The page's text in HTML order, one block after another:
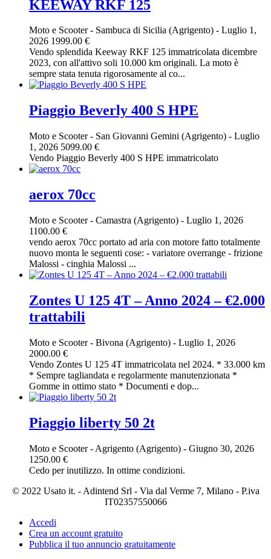
KEEWAY RKF 125
Moto e Scooter- Sambuca di Sicilia (Agrigento) - Luglio 1,
2026 1999.00 €
Vendo splendida Keeway RKF 125 immatricolata dicembre
2023, con all'attivo soli 10.000 km originali. La moto è
sempre stata tenuta rigorosamente al co...
Piaggio Beverly 400 S HPE
Moto e Scooter- San Giovanni Gemini (Agrigento) - Luglio
1, 2026 5099.00 €
Vendo Piaggio Beverly 400 S HPE immatricolato
aerox 70cc
Moto e Scooter- Camastra (Agrigento) - Luglio 1, 2026
1100.00 €
vendo aerox 70cc portato ad aria con motore fatto totalmente
nuovo monta le seguenti cose: - variatore overrange - frizione
Malossi - cinghia Malossi ...
Zontes U 125 4T – Anno 2024 – €2.000
trattabili
Moto e Scooter- Bivona (Agrigento) - Luglio 1, 2026
2000.00 €
Vendo Zontes U 125 4T immatricolata nel 2024. * 33.000 km
* Sempre tagliandata e regolarmente manutenzionata *
Gomme in ottimo stato * Documenti e dop...
Piaggio liberty 50 2t
Moto e Scooter- Agrigento (Agrigento) - Giugno 30, 2026
1250.00 €
Cedo per inutilizzo. In ottime condizioni.
© 2022 Usato it. - Adintend Srl - Via dal Verme 7, Milano - P.iva
IT02357550066
Accedi
Crea un account gratuito
Pubblica il tuo annuncio gratuitamente